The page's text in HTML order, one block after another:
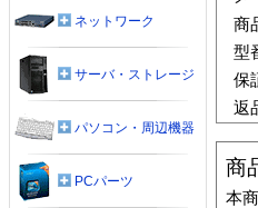
商
型
保
返
商
本
ネットワーク
サーバ・ストレージ
パソコン・周辺機器
PCパーツ